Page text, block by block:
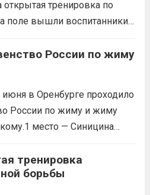
По итогам прохождения
участники
открытая тренировка по
поле вышли воспитанники
отработали технику владения
несколько коротких
России по жиму
июня в Оренбурге проходило
России по жиму и жиму
место — Синицина
место — Зайцев Иван
Я.С.)Читать дальше
тренировка
борьбы